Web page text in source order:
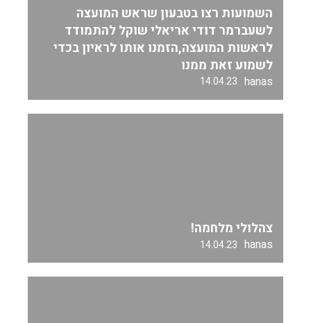
השמועות רצו בטבעון שראש המועצה
לשעברמר דודי אריאלי שוקל להתמודד
לראשות המועצה,הזמנו אותו לראיון בכדי
לשמוע זאת ממנו
hanas
14.04.23
צהלולי מלחמה!
hanas
14.04.23